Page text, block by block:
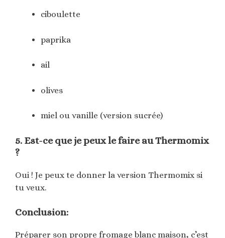
ciboulette
paprika
ail
olives
miel ou vanille (version sucrée)
5. Est-ce que je peux le faire au Thermomix
?
Oui ! Je peux te donner la version Thermomix si
tu veux.
Conclusion:
Préparer son propre fromage blanc maison, c’est